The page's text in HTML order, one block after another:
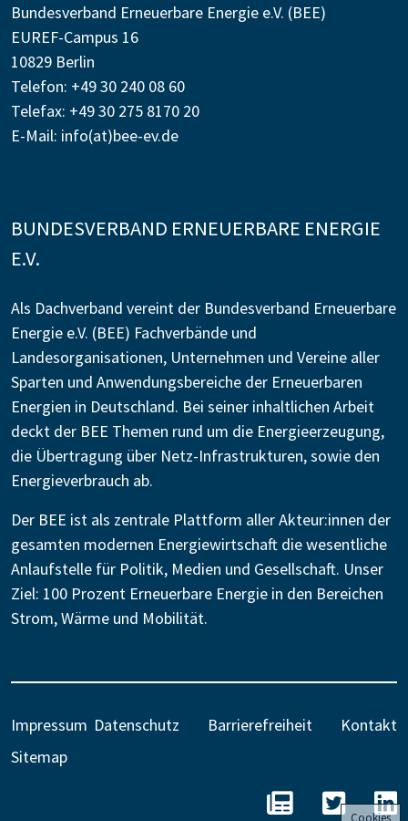
Bundesverband Erneuerbare Energie e.V. (BEE)
EUREF-Campus 16
10829 Berlin
Telefon: +49 30 240 08 60
Telefax: +49 30 275 8170 20
E-Mail: info(at)bee-ev.de
BUNDESVERBAND ERNEUERBARE ENERGIE
E.V.
Als Dachverband vereint der Bundesverband Erneuerbare
Energie e.V. (BEE) Fachverbände und
Landesorganisationen, Unternehmen und Vereine aller
Sparten und Anwendungsbereiche der Erneuerbaren
Energien in Deutschland. Bei seiner inhaltlichen Arbeit
deckt der BEE Themen rund um die Energieerzeugung,
die Übertragung über Netz-Infrastrukturen, sowie den
Energieverbrauch ab.
Der BEE ist als zentrale Plattform aller Akteur:innen der
gesamten modernen Energiewirtschaft die wesentliche
Anlaufstelle für Politik, Medien und Gesellschaft. Unser
Ziel: 100 Prozent Erneuerbare Energie in den Bereichen
Strom, Wärme und Mobilität.
Impressum Datenschutz Barrierefreiheit
Kontakt
Sitemap
BEE - Unseren
BEE auf
Cookies